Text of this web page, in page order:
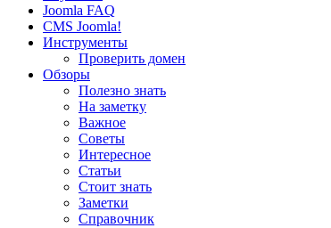
Joomla FAQ
CMS Joomla!
Инструменты
Проверить домен
Обзоры
Полезно знать
На заметку
Важное
Советы
Интересное
Статьи
Стоит знать
Заметки
Справочник